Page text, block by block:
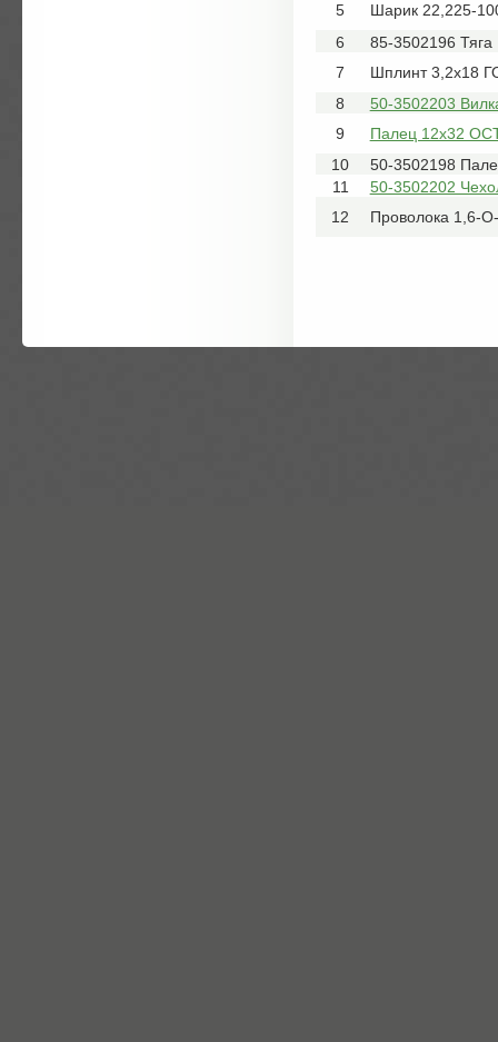
5
Шарик 22,225-
6
85-3502196 Тяга
7
Шплинт 3,2х18
8
50-3502203
9
Палец 12х32
10
50-3502198
11
50-3502202
12
Проволока 1,6-